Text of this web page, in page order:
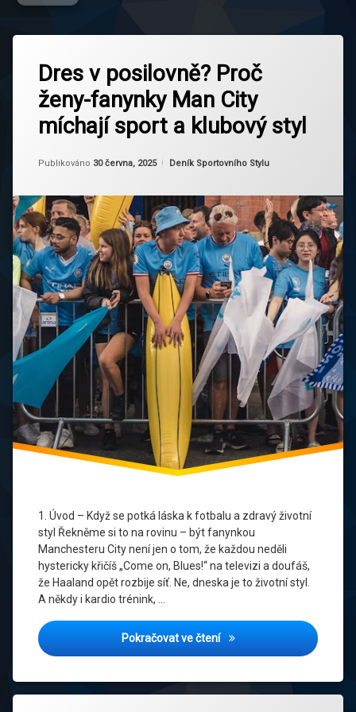
Dres v posilovně? Proč
ženy-fanynky Man City
míchají sport a klubový styl
Publikováno 30 června, 2025
Od Ruby
Kategorie:
Deník Sportovního Stylu
1. Úvod – Když se potká láska k fotbalu a zdravý životní
styl Řekněme si to na rovinu – být fanynkou
Manchesteru City není jen o tom, že každou neděli
hystericky křičíš „Come on, Blues!“ na televizi a doufáš,
že Haaland opět rozbije síť. Ne, dneska je to životní styl.
A někdy i kardio trénink, …
Pokračovat ve čteníDres v posilovně? Proč
City
Girls
Cityzens
Dres V
Fitness
Fanynka
fotbalová
móda
Manchester
City
Sky
Sportovní
styl
A
Fotbal
komentář
na
Dres
v
posilovně?
Proč
fanynky
City
míchají
sport
a
klubový
styl